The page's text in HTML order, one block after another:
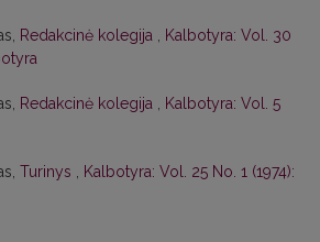
Redakcinė kolegija
Kalbotyra: Vol. 30
Redakcinė kolegija
Kalbotyra: Vol. 5
Turinys
Kalbotyra: Vol. 25 No. 1 (1974):